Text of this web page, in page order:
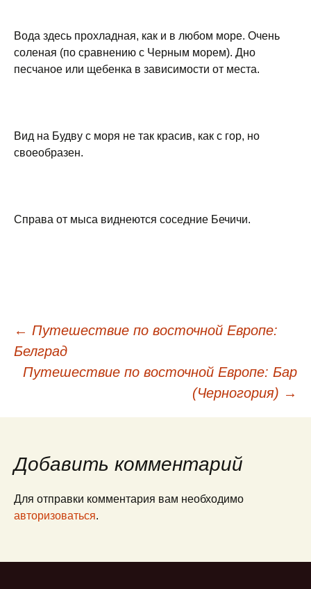
Вода здесь прохладная, как и в любом море. Очень
соленая (по сравнению с Черным морем). Дно
песчаное или щебенка в зависимости от места.
Вид на Будву с моря не так красив, как с гор, но
своеобразен.
Справа от мыса виднеются соседние Бечичи.
Навигация
по
записям
← Путешествие по восточной Европе:
Белград
Путешествие по восточной Европе: Бар
(Черногория) →
Добавить комментарий
Для отправки комментария вам необходимо
авторизоваться.